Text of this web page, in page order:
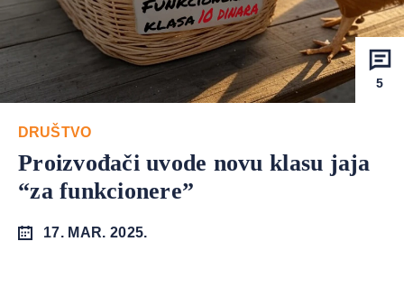
5
DRUŠTVO
Proizvođači uvode novu klasu jaja
“za funkcionere”
17. MAR. 2025.